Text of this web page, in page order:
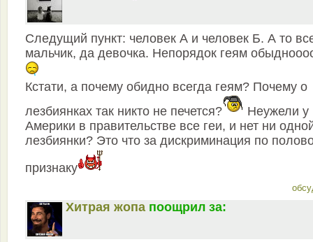
Следущий пункт: человек А и человек Б. А то
мальчик, да девочка. Непорядок геям
Кстати, а почему обидно всегда геям? Почему о
лезбиянках так никто не печется?
Неужели у
Америки в правительстве все геи, и нет ни
лезбиянки? Это что за дискриминация по
признаку
Хитрая жопа поощрил за: